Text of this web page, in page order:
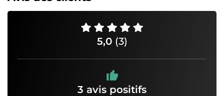
5,0 (3)
3 avis positifs